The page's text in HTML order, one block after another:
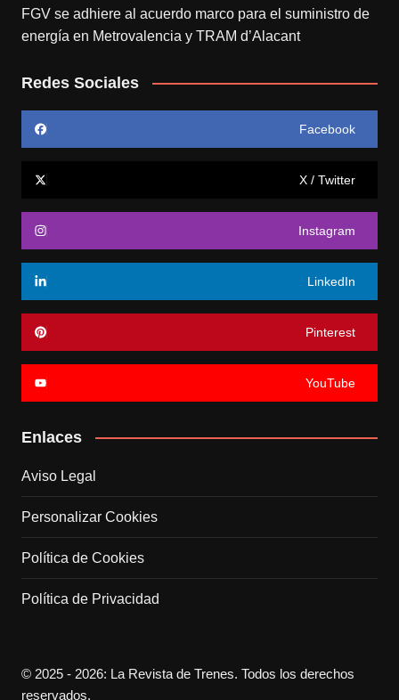
FGV se adhiere al acuerdo marco para el suministro de
energía en Metrovalencia y TRAM d’Alacant
Redes Sociales
Facebook
X / Twitter
Instagram
LinkedIn
Pinterest
YouTube
Enlaces
Aviso Legal
Personalizar Cookies
Política de Cookies
Política de Privacidad
© 2025 - 2026: La Revista de Trenes. Todos los derechos
reservados.